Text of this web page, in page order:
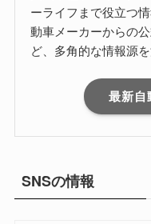
ーライフまで役立つ
動車メーカーからの
ど、多角的な情報源
最新自
SNSの情報